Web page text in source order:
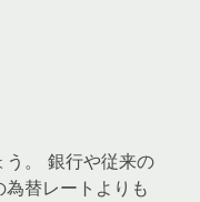
。 銀行や従来の
替レートよりも